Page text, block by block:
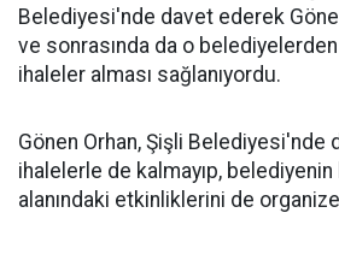
Belediyesi'nde davet ederek Gönen
ve sonrasında da o
ihaleler alması sağlanıyordu.
Gönen Orhan, Şişli Belediyesi'nde
ihalelerle de kalmayıp,
alanındaki etkinliklerini de